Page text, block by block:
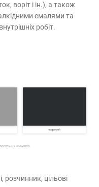
воріт і ін.), а також
емалями та
робіт.
розчинник, цільові